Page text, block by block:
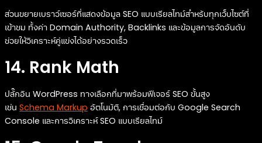
ส่วนขยายเบราว์เซอร์ที่แสดงข้อมูล SEO แบบเรียลไทม์สำหรับทุกเว็บไซต์ที่
เข้าชม ทั้งค่า Domain Authority, Backlinks และข้อมูลการจัดอันดับ
ช่วยให้วิเคราะห์คู่แข่งได้อย่างรวดเร็ว
14. Rank Math
ปลั๊กอิน WordPress ทางเลือกที่มาพร้อมฟีเจอร์ SEO ขั้นสูง
เช่น Schema Markup อัตโนมัติ, การเชื่อมต่อกับ Google Search
Console และการวิเคราะห์ SEO แบบเรียลไทม์